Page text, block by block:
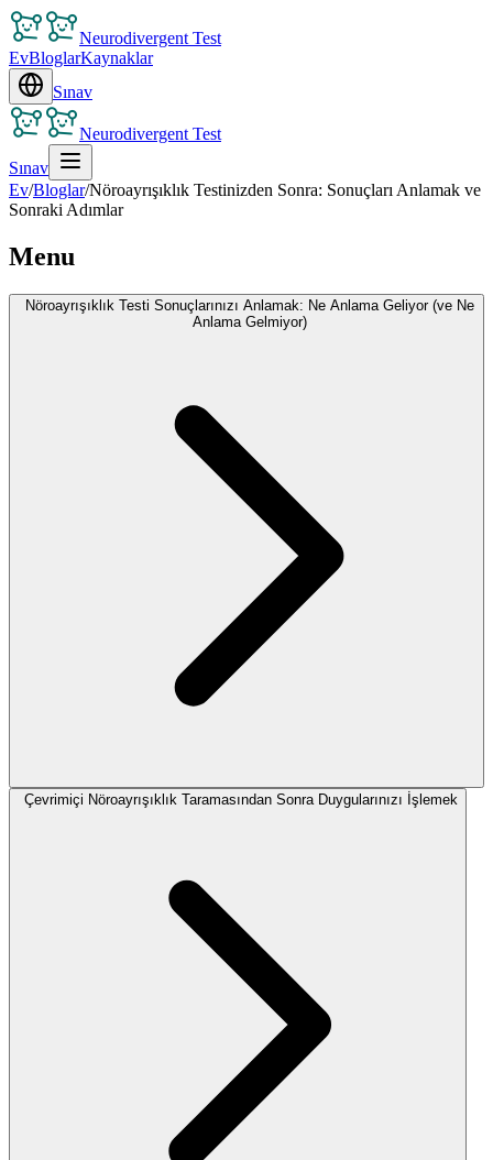
Neurodivergent Test
EvBloglarKaynaklar
Sınav
Neurodivergent Test
Sınav
Ev/Bloglar/Nöroayrışıklık Testinizden Sonra: Sonuçları Anlamak ve
Sonraki Adımlar
Menu
Nöroayrışıklık Testi Sonuçlarınızı Anlamak: Ne Anlama Geliyor (ve Ne
Anlama Gelmiyor)
Çevrimiçi Nöroayrışıklık Taramasından Sonra Duygularınızı İşlemek